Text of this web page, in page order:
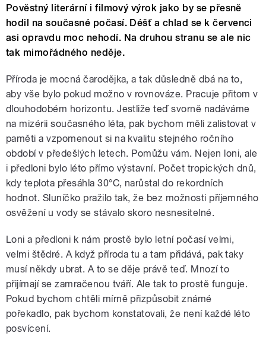
Pověstný literární i filmový výrok jako by se přesně
hodil na současné počasí. Déšť a chlad se k červenci
asi opravdu moc nehodí. Na druhou stranu se ale nic
tak mimořádného neděje.
Příroda je mocná čarodějka, a tak důsledně dbá na to,
aby vše bylo pokud možno v rovnováze. Pracuje přitom v
dlouhodobém horizontu. Jestliže teď svorně nadáváme
na mizérii současného léta, pak bychom měli zalistovat v
paměti a vzpomenout si na kvalitu stejného ročního
období v předešlých letech. Pomůžu vám. Nejen loni, ale
i předloni bylo léto přímo výstavní. Počet tropických dnů,
kdy teplota přesáhla 30°C, narůstal do rekordních
hodnot. Sluníčko pražilo tak, že bez možnosti příjemného
osvěžení u vody se stávalo skoro nesnesitelné.
Loni a předloni k nám prostě bylo letní počasí velmi,
velmi štědré. A když příroda tu a tam přidává, pak taky
musí někdy ubrat. A to se děje právě teď. Mnozí to
přijímají se zamračenou tváří. Ale tak to prostě funguje.
Pokud bychom chtěli mírně přizpůsobit známé
pořekadlo, pak bychom konstatovali, že není každé léto
posvícení.